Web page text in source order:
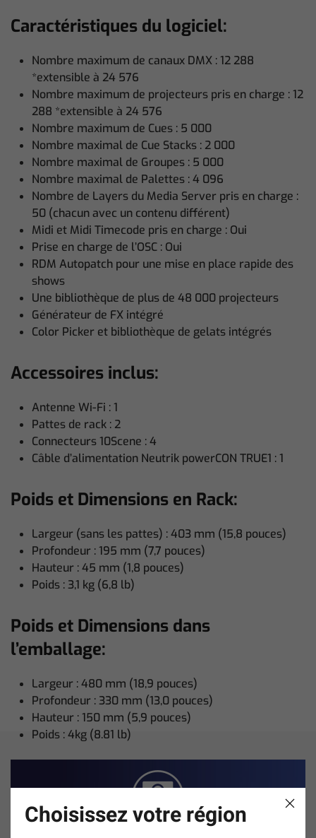
Caractéristiques du logiciel:
Nombre maximum de canaux DMX : 12 288
*extensible à 24 576
Nombre maximum de projecteurs pris en charge : 12
288 *extensible à 24 576
Nombre maximum de Cues : 5 000
Nombre maximal de Cue Stacks : 2 000
Nombre maximal de Groupes : 5 000
Nombre maximal de Palettes : 4 096
Nombre de Layers du Media Server pris en charge :
50 (chacun avec un contenu différent)
Midi et Midi Timecode pris en charge : Oui
Prise en charge de l’OSC : Oui
RDM Autopatch pour une mise en place rapide des
shows
Une bibliothèque de plus de 48 000 projecteurs
Générateur de FX intégré
Color Picker et bibliothèque de gelats intégrés
Accessoires inclus:
Antenne Wi-Fi : 1
Pattes de rack : 2
Connecteurs 10Scene : 4
Câble d’alimentation Neutrik powerCON TRUE1 : 1
Poids et Dimensions en Rack:
Largeur (sans les pattes) : 403 mm (15,8 pouces)
Profondeur : 195 mm (7,7 pouces)
Hauteur : 45 mm (1,8 pouces)
Poids : 3,1 kg (6,8 lb)
Poids et Dimensions dans
l’emballage:
Largeur : 480 mm (18,9 pouces)
Profondeur : 330 mm (13,0 pouces)
Hauteur : 150 mm (5,9 pouces)
Poids : 4kg (8.81 lb)
Choisissez votre région